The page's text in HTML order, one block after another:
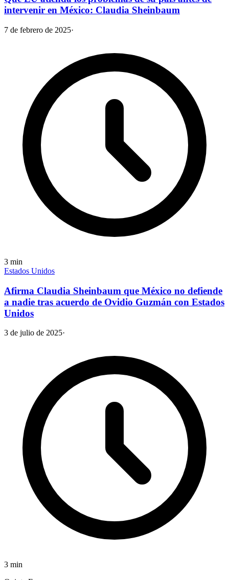
intervenir en México: Claudia Sheinbaum
7 de febrero de 2025·
3 min
Estados Unidos
Afirma Claudia Sheinbaum que México no defiende
a nadie tras acuerdo de Ovidio Guzmán con Estados
Unidos
3 de julio de 2025·
3 min